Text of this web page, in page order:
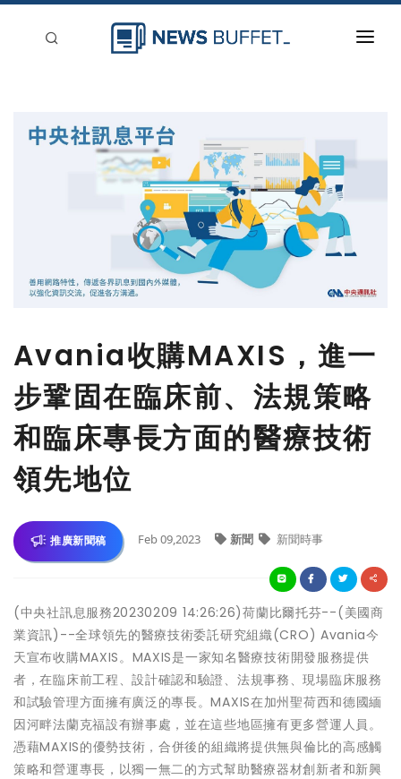
Avania收購MAXIS，進一
步鞏固在臨床前、法規策略
和臨床專長方面的醫療技術
領先地位
推廣新聞稿 Feb 09,2023 新聞 新聞時事
(中央社訊息服務20230209 14:26:26)荷蘭比爾托芬--(美國商
業資訊)--全球領先的醫療技術委託研究組織(CRO) Avania今
天宣布收購MAXIS。MAXIS是一家知名醫療技術開發服務提供
者，在臨床前工程、設計確認和驗證、法規事務、現場臨床服務
和試驗管理方面擁有廣泛的專長。MAXIS在加州聖荷西和德國緬
因河畔法蘭克福設有辦事處，並在這些地區擁有更多營運人員。
憑藉MAXIS的優勢技術，合併後的組織將提供無與倫比的高感觸
策略和營運專長，以獨一無二的方式幫助醫療器材創新者和新興